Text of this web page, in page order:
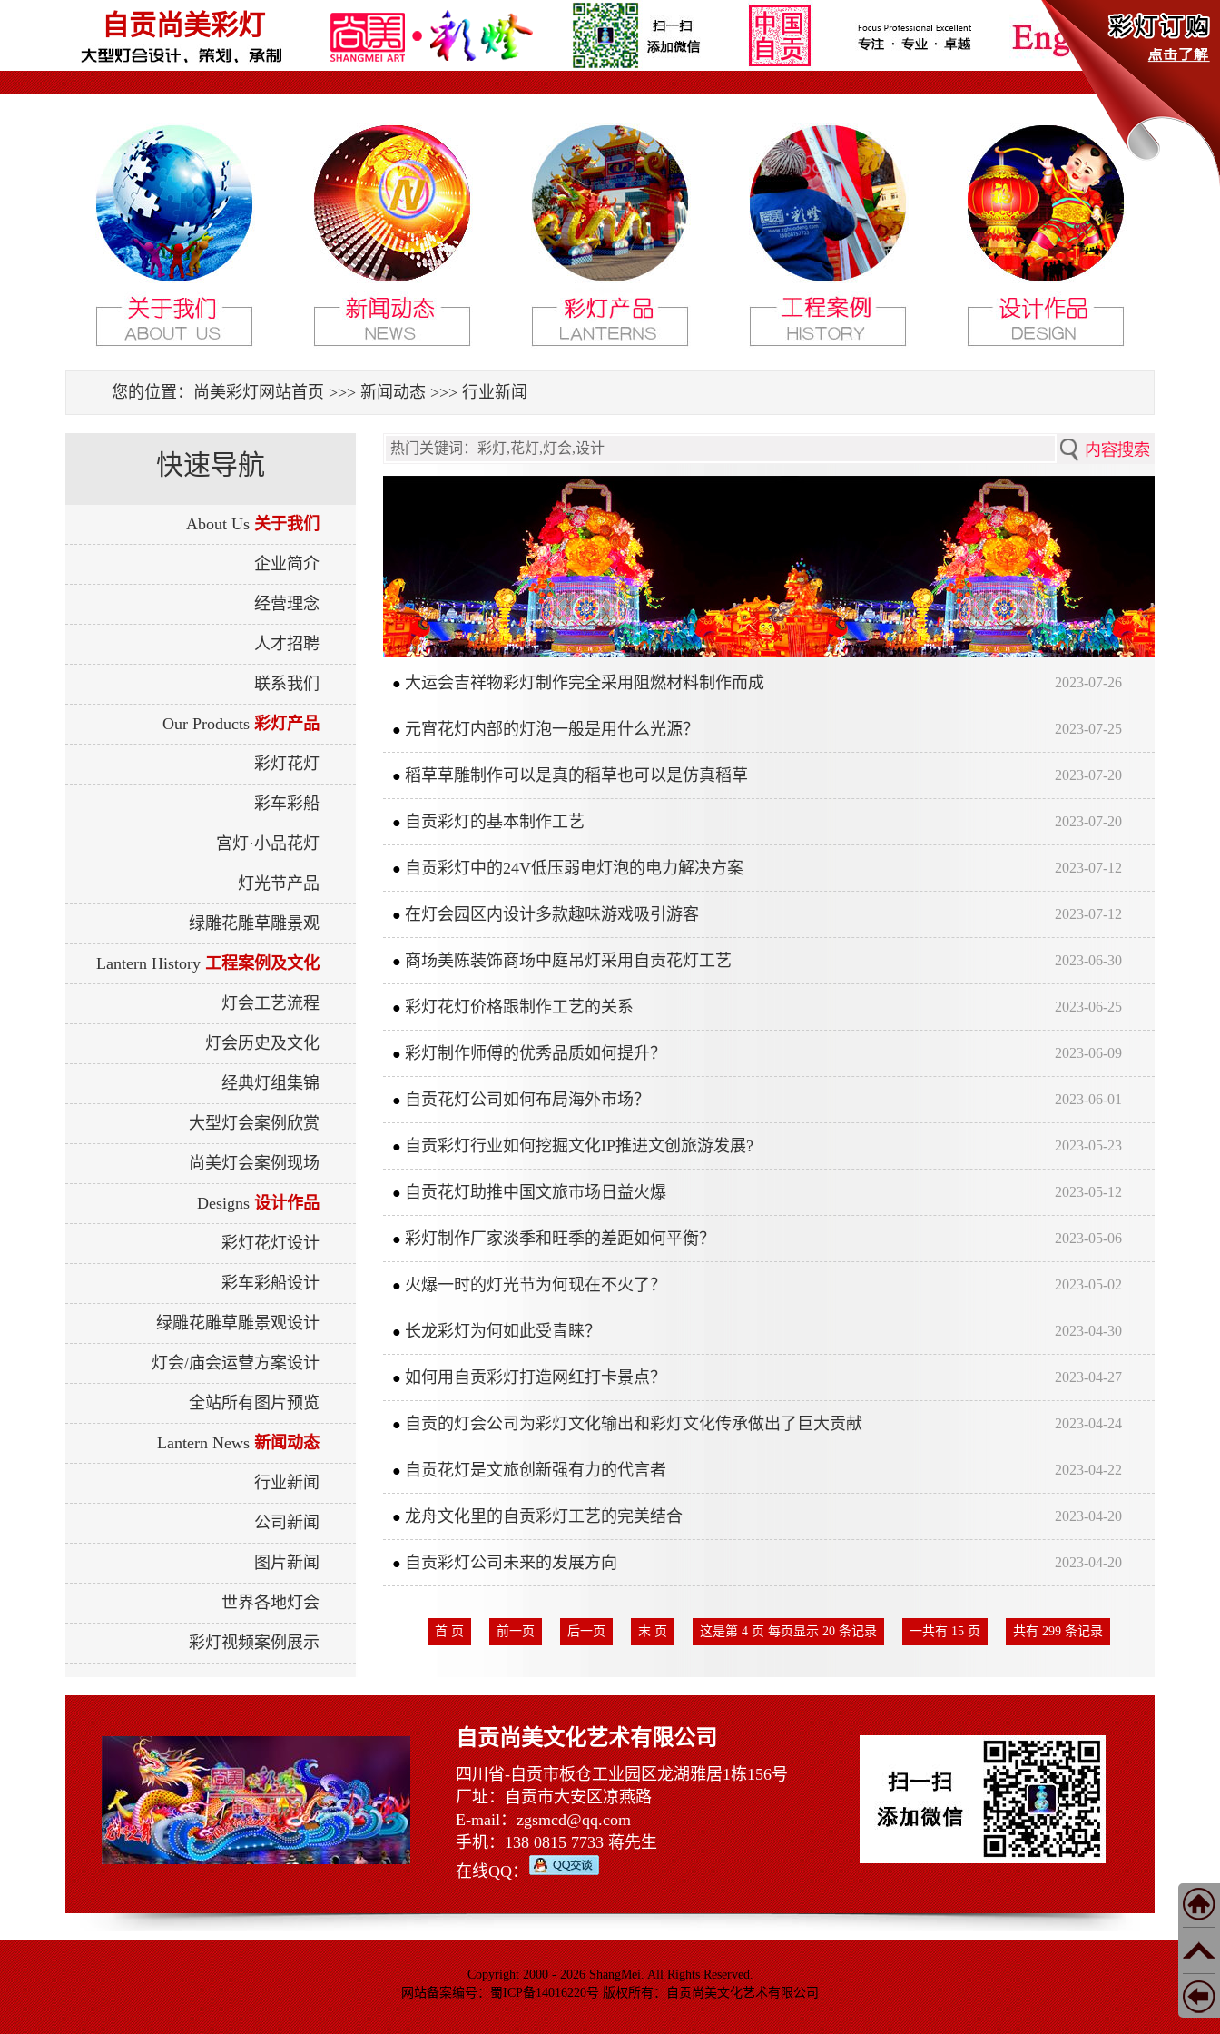
自贡尚美彩灯
您的位置： 尚美彩灯网站首页 >>> 新闻动态 >>> 行业新闻
● 大运会吉祥物彩灯制作完全采用阻燃材料制作而成 2023-07-26
● 元宵花灯内部的灯泡一般是用什么光源？ 2023-07-25
● 稻草草雕制作可以是真的稻草也可以是仿真稻草 2023-07-20
● 自贡彩灯的基本制作工艺 2023-07-20
● 自贡彩灯中的24V低压弱电灯泡的电力解决方案 2023-07-12
● 在灯会园区内设计多款趣味游戏吸引游客 2023-07-12
● 商场美陈装饰商场中庭吊灯采用自贡花灯工艺 2023-06-30
● 彩灯花灯价格跟制作工艺的关系 2023-06-25
● 彩灯制作师傅的优秀品质如何提升？ 2023-06-09
● 自贡花灯公司如何布局海外市场？ 2023-06-01
● 自贡彩灯行业如何挖掘文化IP推进文创旅游发展? 2023-05-23
● 自贡花灯助推中国文旅市场日益火爆 2023-05-12
● 彩灯制作厂家淡季和旺季的差距如何平衡？ 2023-05-06
● 火爆一时的灯光节为何现在不火了？ 2023-05-02
● 长龙彩灯为何如此受青睐？ 2023-04-30
● 如何用自贡彩灯打造网红打卡景点？ 2023-04-27
● 自贡的灯会公司为彩灯文化输出和彩灯文化传承做出了巨大贡献 2023-04-24
● 自贡花灯是文旅创新强有力的代言者 2023-04-22
● 龙舟文化里的自贡彩灯工艺的完美结合 2023-04-20
● 自贡彩灯公司未来的发展方向 2023-04-20
首 页 前一页 后一页 末 页 这是第 4 页 每页显示 20 条记录 一共有 15 页 共有 299 条记录
快速导航
About Us 关于我们
企业简介
经营理念
人才招聘
联系我们
Our Products 彩灯产品
彩灯花灯
彩车彩船
宫灯·小品花灯
灯光节产品
绿雕花雕草雕景观
Lantern History 工程案例及文化
灯会工艺流程
灯会历史及文化
经典灯组集锦
大型灯会案例欣赏
尚美灯会案例现场
Designs 设计作品
彩灯花灯设计
彩车彩船设计
绿雕花雕草雕景观设计
灯会/庙会运营方案设计
全站所有图片预览
Lantern News 新闻动态
行业新闻
公司新闻
图片新闻
世界各地灯会
彩灯视频案例展示
自贡尚美文化艺术有限公司
四川省-自贡市板仓工业园区龙湖雅居1栋156号
厂址：自贡市大安区凉燕路
E-mail：zgsmcd@qq.com
手机：138 0815 7733 蒋先生
在线QQ：
Copyright 2000 - 2026 ShangMei. All Rights Reserved.
网站备案编号：蜀ICP备14016220号 版权所有：自贡尚美文化艺术有限公司